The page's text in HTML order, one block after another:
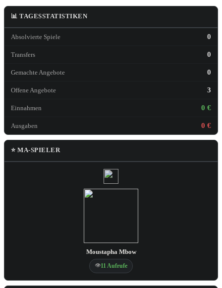
📊 TAGESSTATISTIKEN
Absolvierte Spiele 0
Transfers 0
Gemachte Angebote 0
Offene Angebote 3
Einnahmen 0 €
Ausgaben 0 €
⭐ MA-SPIELER
Moustapha Mbow
👁11 Aufrufe